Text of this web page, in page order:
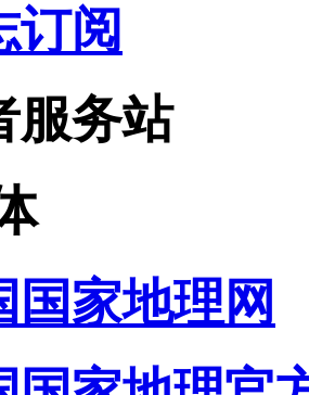
订阅
服务站
国家地理网